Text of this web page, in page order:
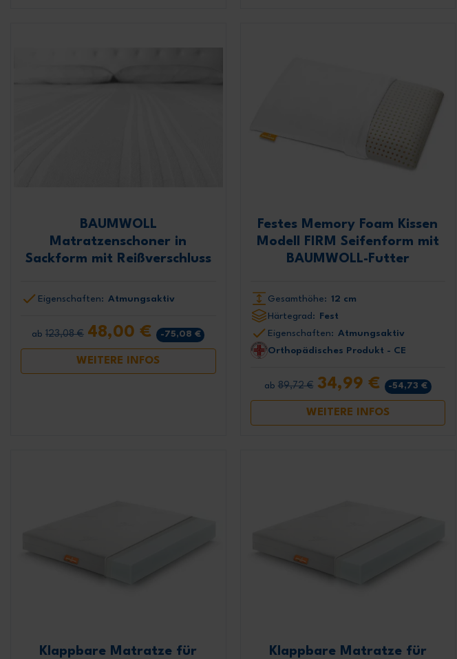
BAUMWOLL
Matratzenschoner in
Sackform mit Reißverschluss
Eigenschaften: Atmungsaktiv
ab 123,08 € 48,00 € -75,08 €
WEITERE INFOS
Festes Memory Foam Kissen
Modell FIRM Seifenform mit
BAUMWOLL-Futter
Gesamthöhe: 12 cm
Härtegrad: Fest
Eigenschaften: Atmungsaktiv
Orthopädisches Produkt - CE
ab 89,72 € 34,99 € -54,73 €
WEITERE INFOS
Klappbare Matratze für
Klappbare Matratze für